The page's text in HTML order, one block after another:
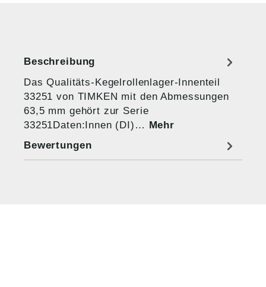
Beschreibung
Das Qualitäts-Kegelrollenlager-Innenteil
33251 von TIMKEN mit den Abmessungen
63,5 mm gehört zur Serie
33251Daten:Innen (DI)… Mehr
Bewertungen